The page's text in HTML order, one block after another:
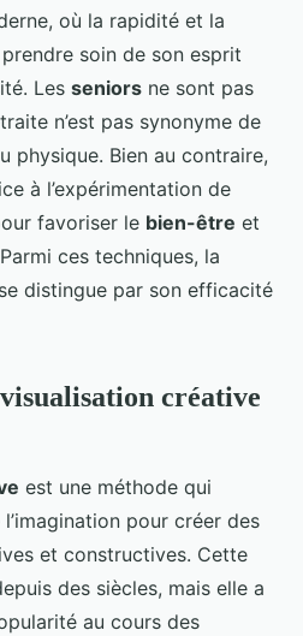
où la rapidité et la
soin de son esprit
Les seniors ne sont pas
n’est pas synonyme de
physique. Bien au contraire,
à l’expérimentation de
favoriser le bien-être et
ces techniques, la
se distingue par son efficacité
créative
est une méthode qui
pour créer des
et constructives. Cette
des siècles, mais elle a
au cours des